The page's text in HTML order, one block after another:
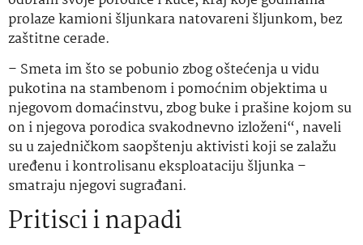
prolaze kamioni šljunkara natovareni šljunkom, bez
zaštitne cerade.
– Smeta im što se pobunio zbog oštećenja u vidu
pukotina na stambenom i pomoćnim objektima u
njegovom domaćinstvu, zbog buke i prašine kojom su
on i njegova porodica svakodnevno izloženi“, naveli
su u zajedničkom saopštenju aktivisti koji se zalažu
uređenu i kontrolisanu eksploataciju šljunka –
smatraju njegovi sugrađani.
Pritisci i napadi